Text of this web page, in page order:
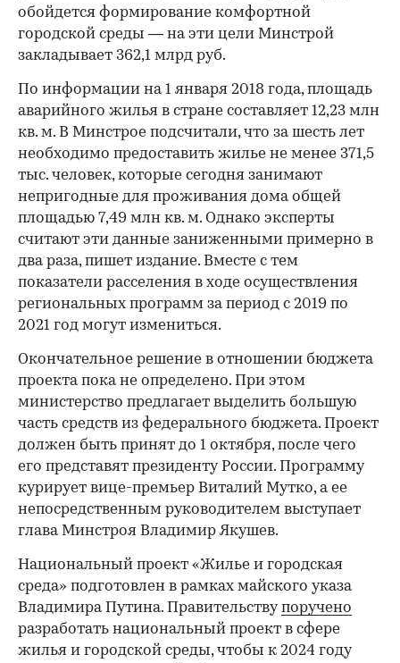
обойдется формирование комфортной
городской среды — на эти цели Минстрой
закладывает 362,1 млрд руб.
По информации на 1 января 2018 года, площадь
аварийного жилья в стране составляет 12,23 млн
кв. м. В Минстрое подсчитали, что за шесть лет
необходимо предоставить жилье не менее 371,5
тыс. человек, которые сегодня занимают
непригодные для проживания дома общей
площадью 7,49 млн кв. м. Однако эксперты
считают эти данные заниженными примерно в
два раза, пишет издание. Вместе с тем
показатели расселения в ходе осуществления
региональных программ за период с 2019 по
2021 год могут измениться.
Окончательное решение в отношении бюджета
проекта пока не определено. При этом
министерство предлагает выделить большую
часть средств из федерального бюджета. Проект
должен быть принят до 1 октября, после чего
его представят президенту России. Программу
курирует вице-премьер Виталий Мутко, а ее
непосредственным руководителем выступает
глава Минстроя Владимир Якушев.
Национальный проект «Жилье и городская
среда» подготовлен в рамках майского указа
Владимира Путина. Правительствупоручено
разработать национальный проект в сфере
жилья и городской среды, чтобы к 2024 году